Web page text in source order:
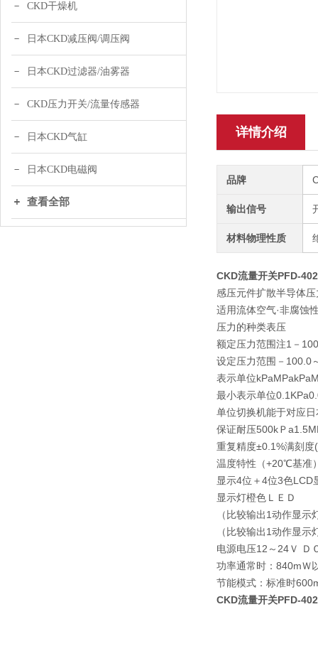
CKD干燥机
日本CKD减压阀/调压阀
日本CKD过滤器/油雾器
CKD压力开关/流量传感器
日本CKD气缸
日本CKD电磁阀
查看全部
详情介绍
品牌
输出信号
材料物理性质
CKD流量开关PFD-
感压元件扩散半导体
适用流体空气·非腐蚀
压力的种类表压
额定压力范围注1 －
设定压力范围 －100.0
表示单位kPaMPakPa
最小表示单位0.1KPa
单位切换机能于对应
保证耐压500kＰa
重复精度±0.1%满刻度
温度特性（+20℃基准
显示4位＋4位3色LCD
显示灯橙色ＬＥＤ
（比较输出1动作显
（比较输出1动作显
电源电压12～24Ｖ Ｄ
功率通常时：840mＷ
节能模式：标准时
CKD流量开关PFD-